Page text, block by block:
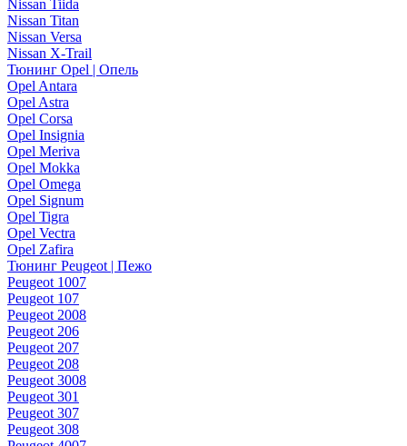
Nissan Tiida
Nissan Titan
Nissan Versa
Nissan X-Trail
Тюнинг Opel | Опель
Opel Antara
Opel Astra
Opel Corsa
Opel Insignia
Opel Meriva
Opel Mokka
Opel Omega
Opel Signum
Opel Tigra
Opel Vectra
Opel Zafira
Тюнинг Peugeot | Пежо
Peugeot 1007
Peugeot 107
Peugeot 2008
Peugeot 206
Peugeot 207
Peugeot 208
Peugeot 3008
Peugeot 301
Peugeot 307
Peugeot 308